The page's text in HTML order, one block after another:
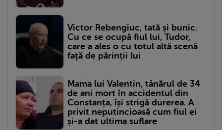
Victor Rebengiuc, tată și bunic.
Cu ce se ocupă fiul lui, Tudor,
care a ales o cu totul altă scenă
față de părinții lui
Mama lui Valentin, tânărul de 34
de ani mort în accidentul din
Constanța, își strigă durerea. A
privit neputincioasă cum fiul ei
și-a dat ultima suflare